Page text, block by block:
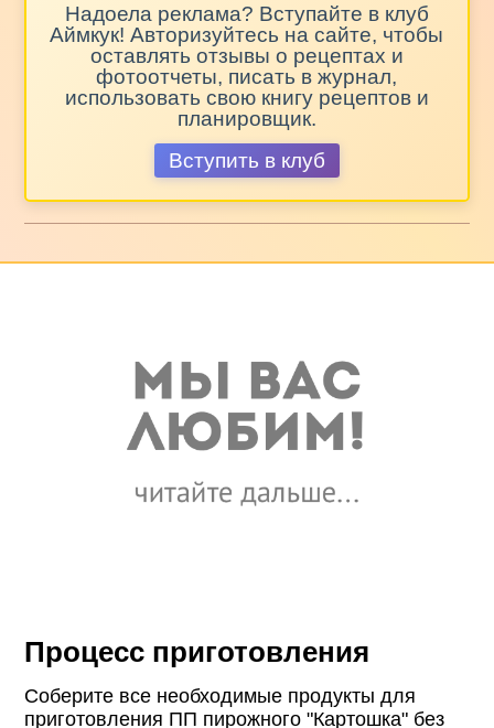
Надоела реклама? Вступайте в клуб
Аймкук! Авторизуйтесь на сайте, чтобы
оставлять отзывы о рецептах и
фотоотчеты, писать в журнал,
использовать свою книгу рецептов и
планировщик.
Вступить в клуб
Процесс приготовления
Соберите все необходимые продукты для
приготовления ПП пирожного "Картошка" без